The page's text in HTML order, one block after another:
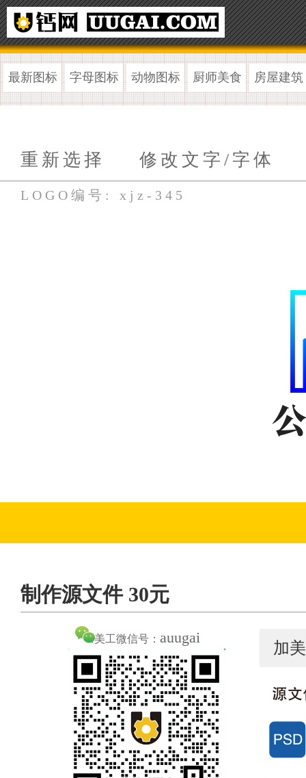
最新图标 字母图标 动物图标 厨师美食 房屋建筑
重新选择 修改文字/字体
LOGO编号: xjz-345
制作源文件 30元
美工微信号： auugai
加